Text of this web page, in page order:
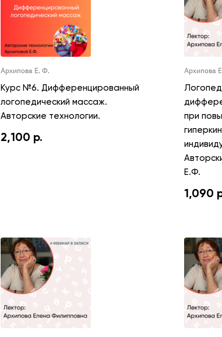
Архипова Е. Ф.
Курс №6. Дифференцированный
логопедический массаж.
Авторские технологии.
2,100 р.
Архипова
при
Е.Ф.
1,090